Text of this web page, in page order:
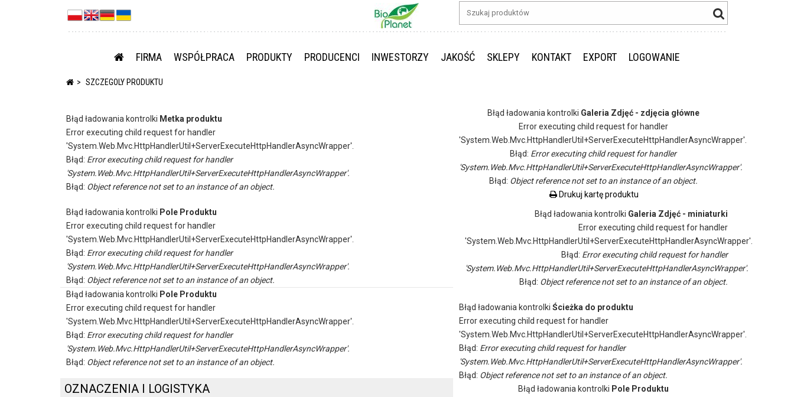
FIRMA WSPÓŁPRACA PRODUKTY PRODUCENCI INWESTORZY JAKOŚĆ SKLEPY KONTAKT EXPORT LOGOWANIE
SZCZEGOLY PRODUKTU
Błąd ładowania kontrolki Metka produktu
Error executing child request for handler
'System.Web.Mvc.HttpHandlerUtil+ServerExecuteHttpHandlerAsyncWrapper'.
Błąd: Error executing child request for handler
'System.Web.Mvc.HttpHandlerUtil+ServerExecuteHttpHandlerAsyncWrapper'.
Błąd: Object reference not set to an instance of an object.
Błąd ładowania kontrolki Pole Produktu
Error executing child request for handler
'System.Web.Mvc.HttpHandlerUtil+ServerExecuteHttpHandlerAsyncWrapper'.
Błąd: Error executing child request for handler
'System.Web.Mvc.HttpHandlerUtil+ServerExecuteHttpHandlerAsyncWrapper'.
Błąd: Object reference not set to an instance of an object.
Błąd ładowania kontrolki Pole Produktu
Error executing child request for handler
'System.Web.Mvc.HttpHandlerUtil+ServerExecuteHttpHandlerAsyncWrapper'.
Błąd: Error executing child request for handler
'System.Web.Mvc.HttpHandlerUtil+ServerExecuteHttpHandlerAsyncWrapper'.
Błąd: Object reference not set to an instance of an object.
OZNACZENIA I LOGISTYKA
Błąd ładowania kontrolki Galeria Zdjęć - zdjęcia główne
Error executing child request for handler
'System.Web.Mvc.HttpHandlerUtil+ServerExecuteHttpHandlerAsyncWrapper'.
Błąd: Error executing child request for handler
'System.Web.Mvc.HttpHandlerUtil+ServerExecuteHttpHandlerAsyncWrapper'.
Błąd: Object reference not set to an instance of an object.
Drukuj kartę produktu
Błąd ładowania kontrolki Galeria Zdjęć - miniaturki
Error executing child request for handler
'System.Web.Mvc.HttpHandlerUtil+ServerExecuteHttpHandlerAsyncWrapper'.
Błąd: Error executing child request for handler
'System.Web.Mvc.HttpHandlerUtil+ServerExecuteHttpHandlerAsyncWrapper'.
Błąd: Object reference not set to an instance of an object.
Błąd ładowania kontrolki Ścieżka do produktu
Error executing child request for handler
'System.Web.Mvc.HttpHandlerUtil+ServerExecuteHttpHandlerAsyncWrapper'.
Błąd: Error executing child request for handler
'System.Web.Mvc.HttpHandlerUtil+ServerExecuteHttpHandlerAsyncWrapper'.
Błąd: Object reference not set to an instance of an object.
Błąd ładowania kontrolki Pole Produktu